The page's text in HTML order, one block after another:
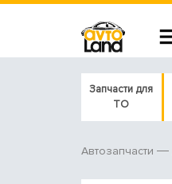
Запчасти для
ТО
Автозапчасти